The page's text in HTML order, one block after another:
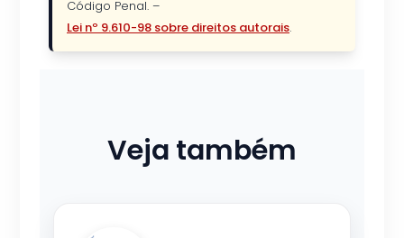
Código Penal. –
Lei nº 9.610-98 sobre direitos autorais.
Veja também